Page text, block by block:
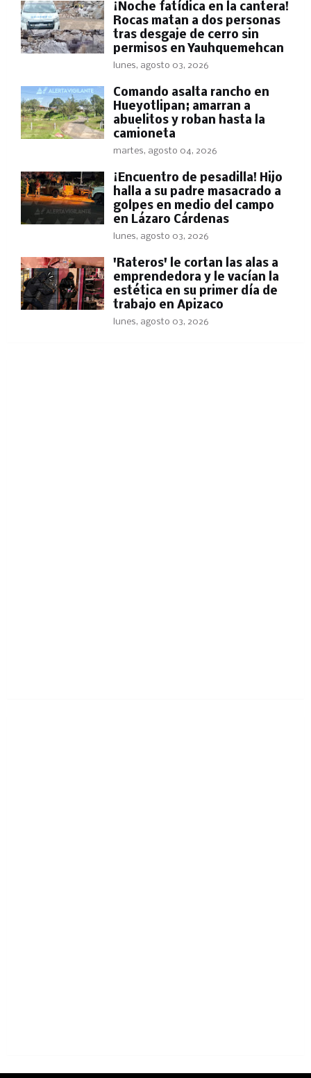
​¡Noche fatídica en la cantera!
Rocas matan a dos personas
tras desgaje de cerro sin
permisos en Yauhquemehcan
lunes, agosto 03, 2026
Comando asalta rancho en
Hueyotlipan; amarran a
abuelitos y roban hasta la
camioneta
martes, agosto 04, 2026
​¡Encuentro de pesadilla! Hijo
halla a su padre masacrado a
golpes en medio del campo
en Lázaro Cárdenas
lunes, agosto 03, 2026
'Rateros' le cortan las alas a
emprendedora y le vacían la
estética en su primer día de
trabajo en Apizaco
lunes, agosto 03, 2026